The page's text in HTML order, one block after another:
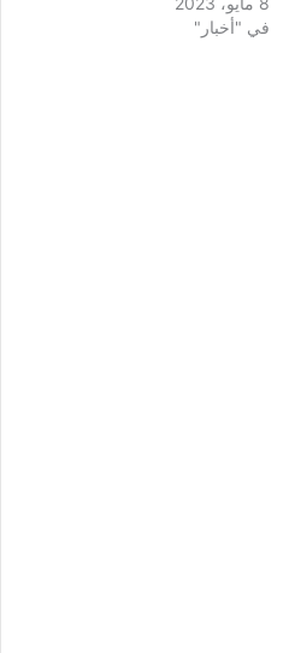
في "أخبار"